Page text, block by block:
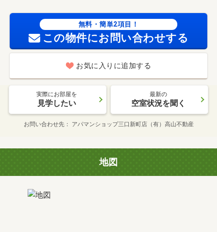
無料・簡単2項目！
この物件にお問い合わせする
お気に入りに追加する
実際にお部屋を
見学したい
最新の
空室状況を聞く
お問い合わせ先 アパマンショップ三口新町店（有）高山不動産
地図